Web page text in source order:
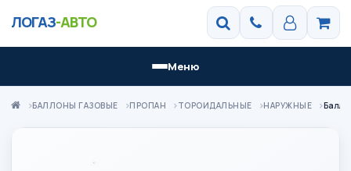
ЛОГАЗ-АВТО
Меню
БАЛЛОНЫ ГАЗОВЫЕ ПРОПАН ТОРОИДАЛЬНЫЕ НАРУЖНЫЕ